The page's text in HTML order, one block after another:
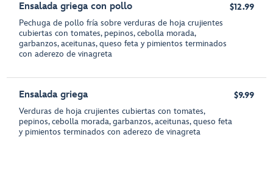
Ensalada griega con pollo
Pechuga de pollo fría sobre verduras de hoja crujientes
cubiertas con tomates, pepinos, cebolla morada,
garbanzos, aceitunas, queso feta y pimientos terminados
con aderezo de vinagreta
$12.99
Ensalada griega
Verduras de hoja crujientes cubiertas con tomates,
pepinos, cebolla morada, garbanzos, aceitunas, queso feta
y pimientos terminados con aderezo de vinagreta
$9.99